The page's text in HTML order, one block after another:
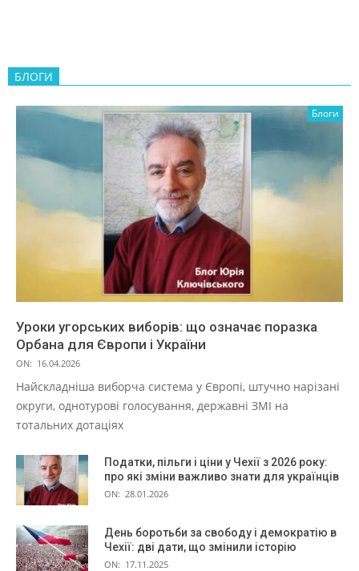
БЛОГИ
Блоги
Уроки угорських виборів: що означає поразка
Орбана для Європи і України
ON: 16.04.2026
Найскладніша виборча система у Європі, штучно нарізані
округи, однотурові голосування, державні ЗМІ на
тотальних дотаціях
Податки, пільги і ціни у Чехії з 2026 року:
про які зміни важливо знати для українців
ON: 28.01.2026
День боротьби за свободу і демократію в
Чехії: дві дати, що змінили історію
ON: 17.11.2025